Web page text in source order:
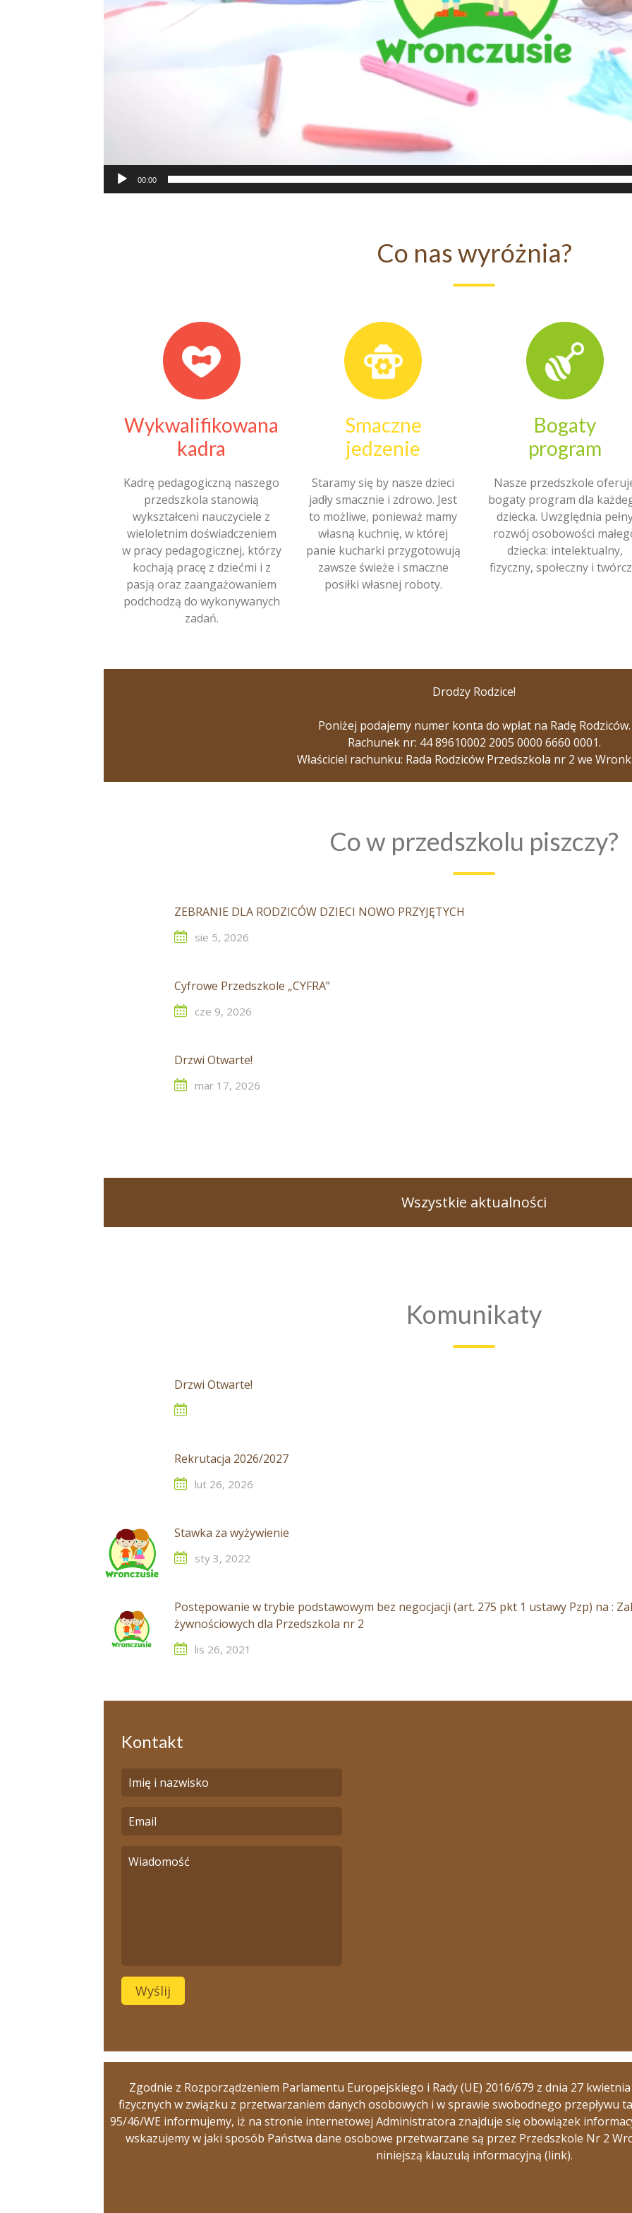
00:00
Co nas wyróżnia?
Wykwalifikowana
kadra
Kadrę pedagogiczną naszego
przedszkola stanowią
wykształceni nauczyciele z
wieloletnim doświadczeniem
w pracy pedagogicznej, którzy
kochają pracę z dziećmi i z
pasją oraz zaangażowaniem
podchodzą do wykonywanych
zadań.
Smaczne
jedzenie
Staramy się by nasze dzieci
jadły smacznie i zdrowo. Jest
to możliwe, ponieważ mamy
własną kuchnię, w której
panie kucharki przygotowują
zawsze świeże i smaczne
posiłki własnej roboty.
Bogaty
program
Nasze przedszkole
bogaty program dla
dziecka. Uwzględnia
rozwój osobowości
dziecka: intelektualny,
fizyczny, społeczny i
Drodzy Rodzice!
Poniżej podajemy numer konta do wpłat na Radę Rodziców.
Rachunek nr: 44 89610002 2005 0000 6660 0001.
Właściciel rachunku: Rada Rodziców Przedszkola nr 2 we
Co w przedszkolu piszczy?
ZEBRANIE DLA RODZICÓW DZIECI NOWO PRZYJĘTYCH
sie 5, 2026
Cyfrowe Przedszkole „CYFRA”
cze 9, 2026
Drzwi Otwarte!
mar 17, 2026
Wszystkie aktualności
Komunikaty
Drzwi Otwarte!
Rekrutacja 2026/2027
lut 26, 2026
Stawka za wyżywienie
sty 3, 2022
Postępowanie w trybie podstawowym bez negocjacji (art. 275 pkt 1 ustawy Pzp) na :
żywnościowych dla Przedszkola nr 2
lis 26, 2021
Kontakt
Zgodnie z Rozporządzeniem Parlamentu Europejskiego i Rady (UE) 2016/679 z dnia 27
fizycznych w związku z przetwarzaniem danych osobowych i w sprawie swobodnego przepływu
95/46/WE informujemy, iż na stronie internetowej Administratora znajduje się obowiązek
wskazujemy w jaki sposób Państwa dane osobowe przetwarzane są przez Przedszkole Nr 2
niniejszą klauzulą informacyjną (link).